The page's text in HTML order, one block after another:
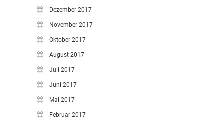
Dezember 2017
November 2017
Oktober 2017
August 2017
Juli 2017
Juni 2017
Mai 2017
Februar 2017